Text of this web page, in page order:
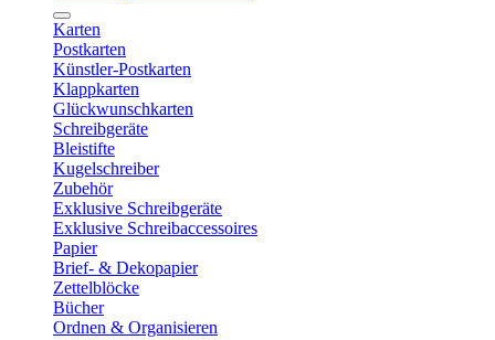
Karten
Postkarten
Künstler-Postkarten
Klappkarten
Glückwunschkarten
Schreibgeräte
Bleistifte
Kugelschreiber
Zubehör
Exklusive Schreibgeräte
Exklusive Schreibaccessoires
Papier
Brief- & Dekopapier
Zettelblöcke
Bücher
Ordnen & Organisieren